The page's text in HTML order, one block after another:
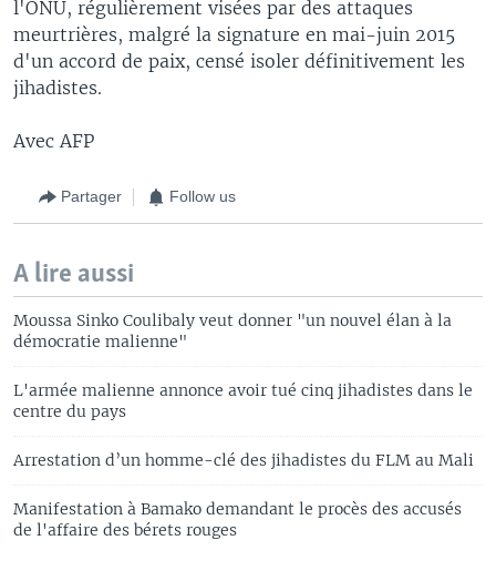
l'ONU, régulièrement visées par des attaques
meurtrières, malgré la signature en mai-juin 2015
d'un accord de paix, censé isoler définitivement les
jihadistes.
Avec AFP
Partager Follow us
A lire aussi
Moussa Sinko Coulibaly veut donner "un nouvel élan à la
démocratie malienne"
L'armée malienne annonce avoir tué cinq jihadistes dans le
centre du pays
Arrestation d’un homme-clé des jihadistes du FLM au Mali
Manifestation à Bamako demandant le procès des accusés
de l'affaire des bérets rouges